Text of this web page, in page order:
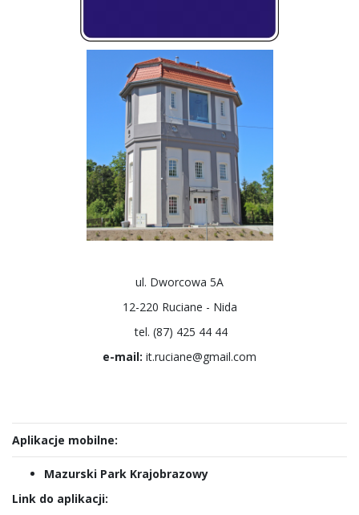
ul. Dworcowa 5A
12-220 Ruciane - Nida
tel. (87) 425 44 44
e-mail: it.ruciane@gmail.com
Aplikacje mobilne:
Mazurski Park Krajobrazowy
Link do aplikacji: